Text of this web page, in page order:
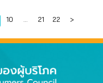
Page
10 … Page
21 Page
22 >